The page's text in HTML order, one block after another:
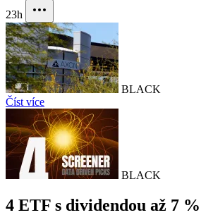
23h
BLACK
Číst více
BLACK
4 ETF s dividendou až 7 %